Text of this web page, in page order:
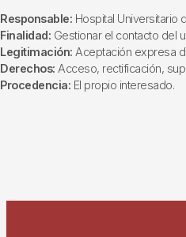
Responsable: Hospital Universitario
Finalidad: Gestionar el contacto del
Legitimación: Aceptación expresa
Derechos: Acceso, rectificación,
Procedencia: El propio interesado.